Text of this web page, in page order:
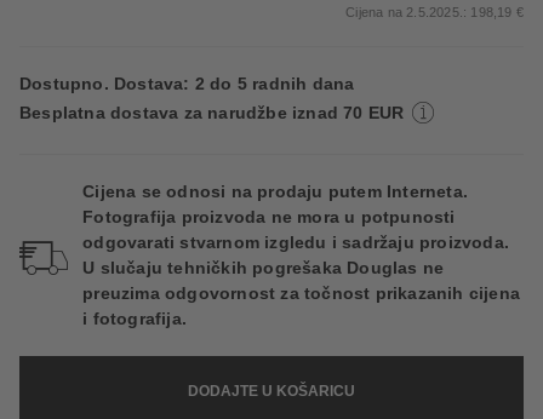
Cijena na 2.5.2025.: 198,19 €
Dostupno. Dostava: 2 do 5 radnih dana
Besplatna dostava za narudžbe iznad 70 EUR
Cijena se odnosi na prodaju putem Interneta.
Fotografija proizvoda ne mora u potpunosti
odgovarati stvarnom izgledu i sadržaju proizvoda.
U slučaju tehničkih pogrešaka Douglas ne
preuzima odgovornost za točnost prikazanih cijena
i fotografija.
DODAJTE U KOŠARICU